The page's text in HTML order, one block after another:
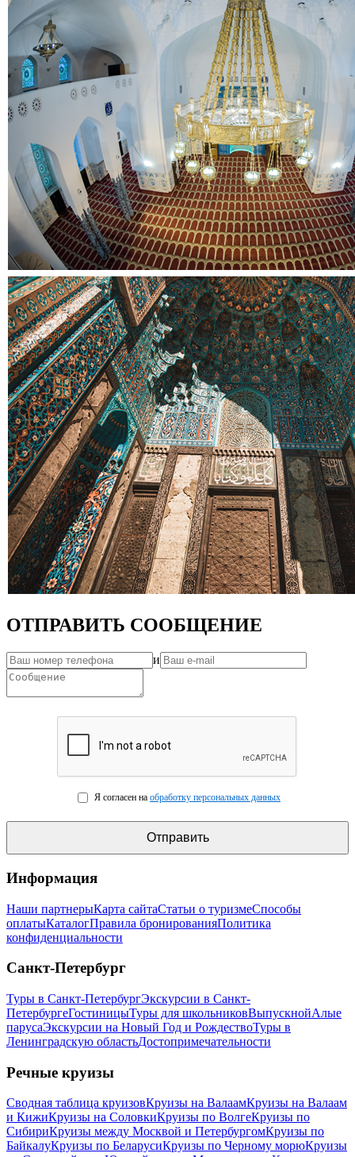
ОТПРАВИТЬ СООБЩЕНИЕ
и
Я согласен на обработку персональных данных
Информация
Наши партнерыКарта сайтаСтатьи о туризмеСпособы
оплатыКаталогПравила бронированияПолитика
конфиденциальности
Санкт-Петербург
Туры в Санкт-ПетербургЭкскурсии в Санкт-
ПетербургеГостиницыТуры для школьниковВыпускнойАлые
парусаЭкскурсии на Новый Год и РождествоТуры в
Ленинградскую областьДостопримечательности
Речные круизы
Сводная таблица круизовКруизы на ВалаамКруизы на Валаам
и КижиКруизы на СоловкиКруизы по ВолгеКруизы по
СибириКруизы между Москвой и ПетербургомКруизы по
БайкалуКруизы по БеларусиКруизы по Черному морюКруизы